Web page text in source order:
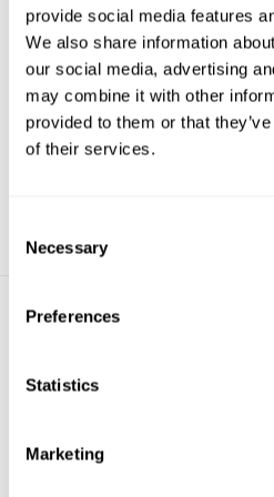
provide social media features
We also share information
our social media, advertising
may combine it with other
provided to them or that
of their services.
Selection
Necessary
Preferences
Statistics
Marketing
slangklämmorna. Med en volym
lämplig vid de flesta platser såsom
entréer och flerbostadshus.